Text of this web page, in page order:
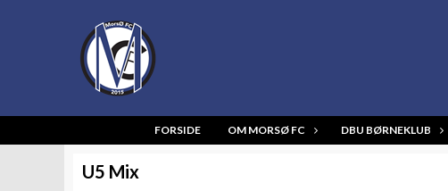
FORSIDE OM MORSØ FC DBU BØRNEKLUB
U5 Mix